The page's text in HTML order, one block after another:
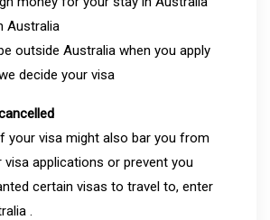
Australia
outside Australia when you apply
decide your visa
your visa might also bar you from
applications or prevent you
certain visas to travel to, enter
.